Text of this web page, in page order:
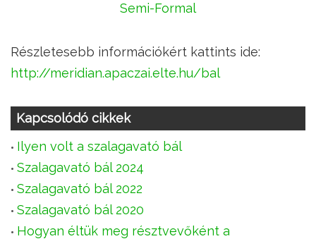
Semi-Formal
Részletesebb információkért kattints ide:
http://meridian.apaczai.elte.hu/bal
Kapcsolódó cikkek
Ilyen volt a szalagavató bál
Szalagavató bál 2024
Szalagavató bál 2022
Szalagavató bál 2020
Hogyan éltük meg résztvevőként a